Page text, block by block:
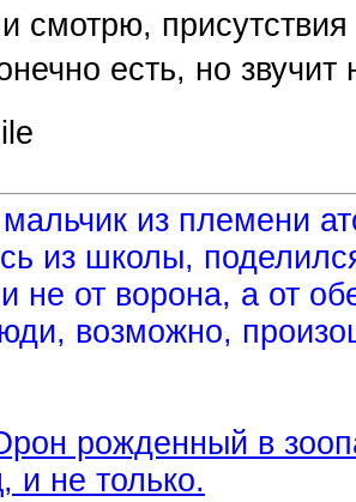
смотрю,
есть, но
из племени
из школы,
не от ворона, а от
возможно,
рожденный в
и не только.